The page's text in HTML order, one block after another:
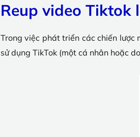
Reup video Tiktok
Trong việc phát triển các chiến lược
sử dụng TikTok (một cá nhân hoặc